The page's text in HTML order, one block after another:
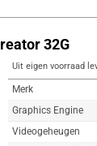
32G
Uit eigen voorraad
Merk
Graphics Engine
Videogeheugen